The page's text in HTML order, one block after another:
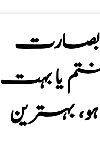
بصارت
یا بہت
بہترین